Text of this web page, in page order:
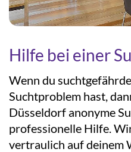
Hilfe bei einer
Wenn du
Suchtproblem hast,
Düsseldorf anonyme
professionelle Hilfe.
vertraulich auf deinem